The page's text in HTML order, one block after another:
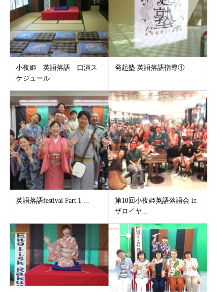
小夜姫 英語落語 口演ス
ケジュール
発起塾 英語落語指導①
英語落語festival Part 1 ...
第10回小夜姫英語落語会 in
ザロイヤ...